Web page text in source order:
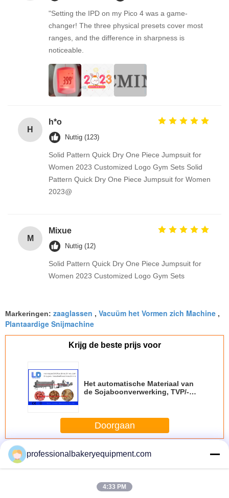
"Setting the IPD on my Pico 4 was a game-
changer! The three physical presets cover most
ranges, and the difference in sharpness is
noticeable.
H
h*o
Nuttig (123)
Solid Pattern Quick Dry One Piece Jumpsuit for
Women 2023 Customized Logo Gym Sets Solid
Pattern Quick Dry One Piece Jumpsuit for Women
2023@
M
Mixue
Nuttig (12)
Solid Pattern Quick Dry One Piece Jumpsuit for
Women 2023 Customized Logo Gym Sets
Markeringen: zaaglassen , Vacuüm het Vormen zich Machine ,
Plantaardige Snijmachine
Krijg de beste prijs voor
Het automatische Materiaal van
de Sojaboonverwerking, TVP/-
Doorgaan
MeerHet Materiaal van de sojaboonverwerking
professionalbakeryequipment.com
4:33 PM